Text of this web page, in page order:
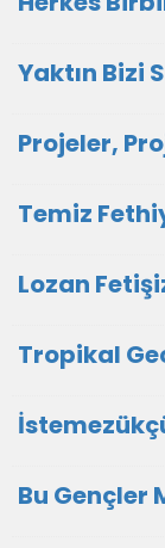
Yaktın Bizi
Projeler,
Temiz
Lozan
Tropikal
Bu Gençler